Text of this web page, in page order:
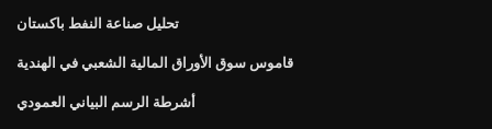
تحليل صناعة النفط باكستان
قاموس سوق الأوراق المالية الشعبي في الهندية
أشرطة الرسم البياني العمودي